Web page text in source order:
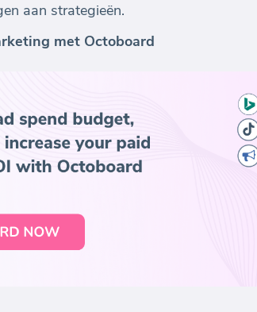
aan strategieën.
met Octoboard